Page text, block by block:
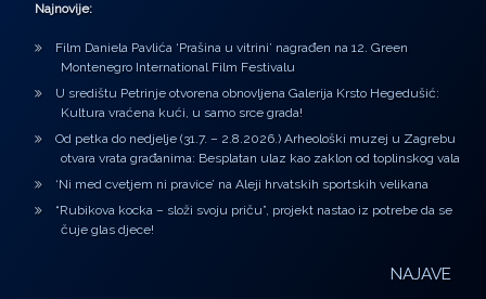
Najnovije:
Film Daniela Pavlića ‘Prašina u vitrini’ nagrađen na 12. Green
Montenegro International Film Festivalu
U središtu Petrinje otvorena obnovljena Galerija Krsto Hegedušić:
Kultura vraćena kući, u samo srce grada!
Od petka do nedjelje (31.7. – 2.8.2026.) Arheološki muzej u Zagrebu
otvara vrata građanima: Besplatan ulaz kao zaklon od toplinskog vala
‘Ni med cvetjem ni pravice’ na Aleji hrvatskih sportskih velikana
“Rubikova kocka – složi svoju priču”, projekt nastao iz potrebe da se
čuje glas djece!
NAJAVE